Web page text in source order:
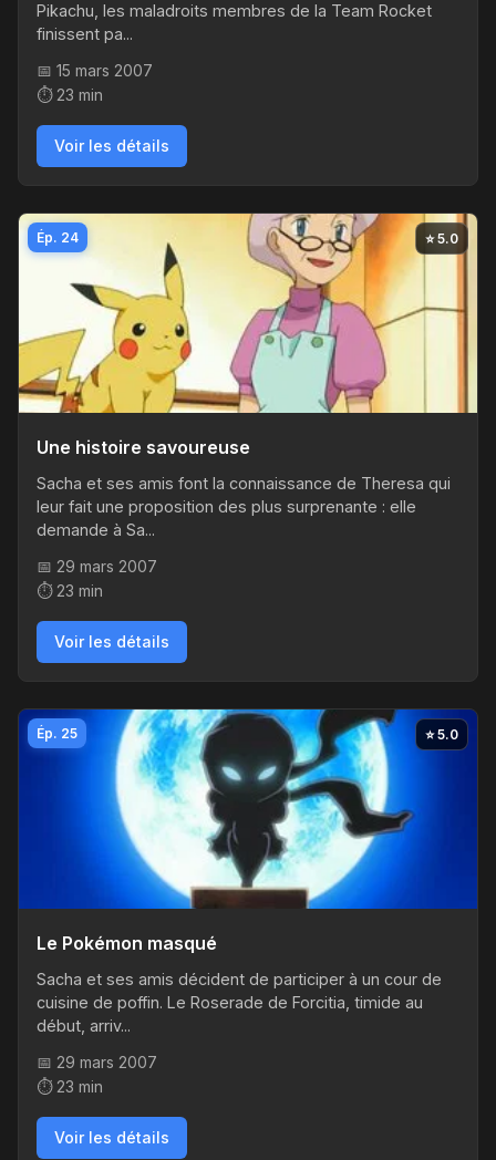
Pikachu, les maladroits membres de la Team Rocket
finissent pa...
📅 15 mars 2007
⏱️ 23 min
Voir les détails
Ép. 24 ⭐ 5.0
Une histoire savoureuse
Sacha et ses amis font la connaissance de Theresa qui
leur fait une proposition des plus surprenante : elle
demande à Sa...
📅 29 mars 2007
⏱️ 23 min
Voir les détails
Ép. 25 ⭐ 5.0
Le Pokémon masqué
Sacha et ses amis décident de participer à un cour de
cuisine de poffin. Le Roserade de Forcitia, timide au
début, arriv...
📅 29 mars 2007
⏱️ 23 min
Voir les détails